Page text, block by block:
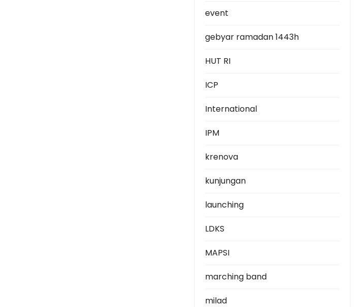
event
gebyar ramadan 1443h
HUT RI
ICP
International
IPM
krenova
kunjungan
launching
LDKS
MAPSI
marching band
milad